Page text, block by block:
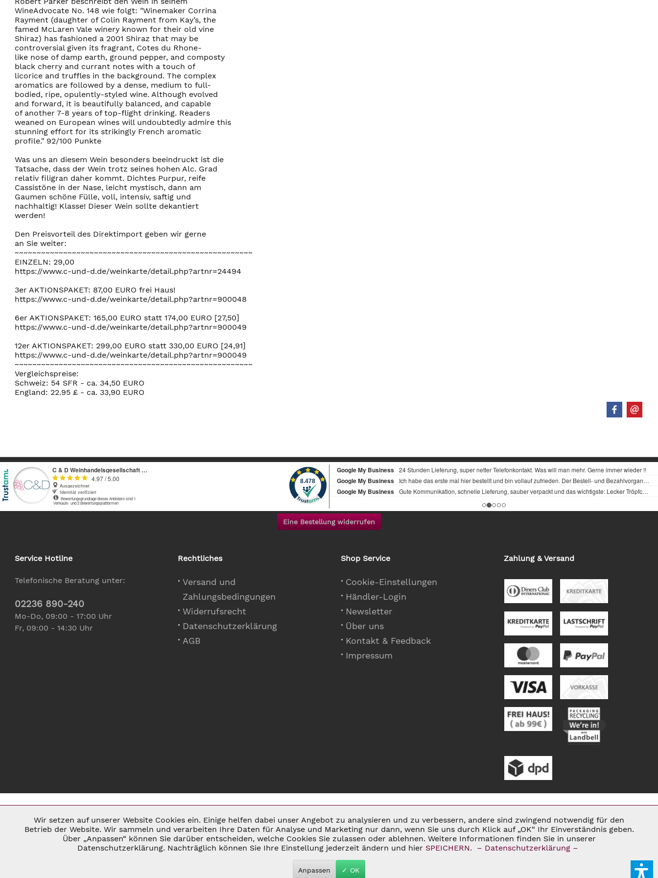
WineAdvocate No. 148 wie folgt: "Winemaker Corrina
Rayment (daughter of Colin Rayment from Kay’s, the
famed McLaren Vale winery known for their old vine
Shiraz) has fashioned a 2001 Shiraz that may be
controversial given its fragrant, Cotes du Rhone-
like nose of damp earth, ground pepper, and composty
black cherry and currant notes with a touch of
licorice and truffles in the background. The complex
aromatics are followed by a dense, medium to full-
bodied, ripe, opulently-styled wine. Although evolved
and forward, it is beautifully balanced, and capable
of another 7-8 years of top-flight drinking. Readers
weaned on European wines will undoubtedly admire this
stunning effort for its strikingly French aromatic
profile." 92/100 Punkte
Was uns an diesem Wein besonders beeindruckt ist die
Tatsache, dass der Wein trotz seines hohen Alc. Grad
relativ filigran daher kommt. Dichtes Purpur, reife
Cassistöne in der Nase, leicht mystisch, dann am
Gaumen schöne Fülle, voll, intensiv, saftig und
nachhaltig! Klasse! Dieser Wein sollte dekantiert
werden!
Den Preisvorteil des Direktimport geben wir gerne
an Sie weiter:
~~~~~~~~~~~~~~~~~~~~~~~~~~~~~~~~~~~~~~~~~~~~~~~~~~~~~~
EINZELN: 29,00
https://www.c-und-d.de/weinkarte/detail.php?artnr=24494
3er AKTIONSPAKET: 87,00 EURO frei Haus!
https://www.c-und-d.de/weinkarte/detail.php?artnr=900048
6er AKTIONSPAKET: 165,00 EURO statt 174,00 EURO [27,50]
https://www.c-und-d.de/weinkarte/detail.php?artnr=900049
12er AKTIONSPAKET: 299,00 EURO statt 330,00 EURO [24,91]
https://www.c-und-d.de/weinkarte/detail.php?artnr=900049
~~~~~~~~~~~~~~~~~~~~~~~~~~~~~~~~~~~~~~~~~~~~~~~~~~~~~~
Vergleichspreise:
Schweiz: 54 SFR - ca. 34,50 EURO
England: 22.95 £ - ca. 33,90 EURO
Eine Bestellung widerrufen
Service Hotline
Telefonische Beratung unter:
02236 890-240
Mo-Do, 09:00 - 17:00 Uhr
Fr, 09:00 - 14:30 Uhr
Rechtliches
Versand und
Zahlungsbedingungen
Widerrufsrecht
Datenschutzerklärung
AGB
Shop Service
Cookie-Einstellungen
Händler-Login
Newsletter
Über uns
Kontakt & Feedback
Impressum
Zahlung & Versand
* ALLE PREISE INKL. GESETZL. UMSATZSTEUER ZZGL. VERSANDKOSTEN UND GGF. NACHNAHMEGEBÜHREN, WENN NICHT ANDERS BESCHRIEBEN
Notwendig Aktiv
Inaktiv
Wir setzen auf unserer Website Cookies ein. Einige helfen dabei unser Angebot zu analysieren und zu verbessern, andere sind zwingend notwendig für den
Betrieb der Website. Wir sammeln und verarbeiten Ihre Daten für Analyse und Marketing nur dann, wenn Sie uns durch Klick auf „OK“ Ihr Einverständnis geben.
Über „Anpassen“ können Sie darüber entscheiden, welche Cookies Sie zulassen oder ablehnen. Weitere Informationen finden Sie in unserer
Datenschutzerklärung. Nachträglich können Sie Ihre Einstellung jederzeit ändern und hier SPEICHERN. – Datenschutzerklärung –
Anpassen ✓ OK